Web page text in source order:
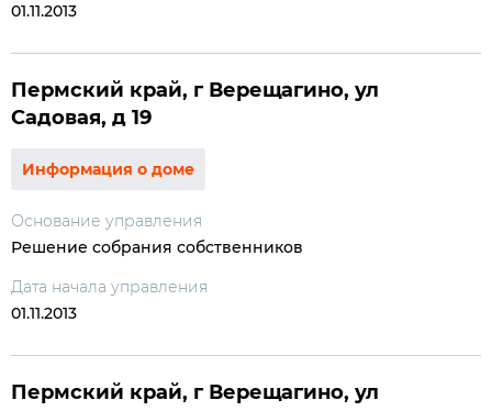
01.11.2013
Пермский край, г Верещагино, ул
Садовая, д 19
Информация о доме
Основание управления
Решение собрания собственников
Дата начала управления
01.11.2013
Пермский край, г Верещагино, ул